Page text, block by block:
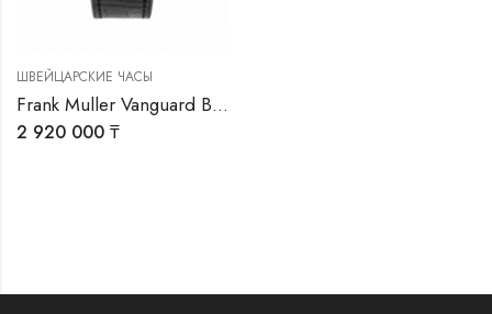
ШВЕЙЦАРСКИЕ ЧАСЫ
Frank Muller Vanguard Black
2 920 000 ₸